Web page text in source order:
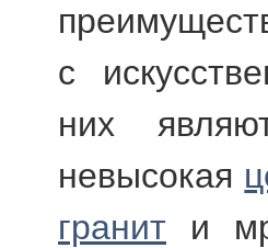
с
них
невысокая
гранит и